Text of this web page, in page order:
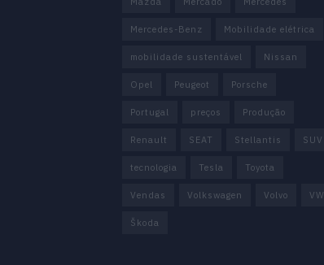
Mercedes-Benz Mobilidade elétrica
mobilidade sustentável Nissan
Opel Peugeot Porsche
Portugal preços Produção
Renault SEAT Stellantis SUV
tecnologia Tesla Toyota
Vendas Volkswagen Volvo VW
Škoda